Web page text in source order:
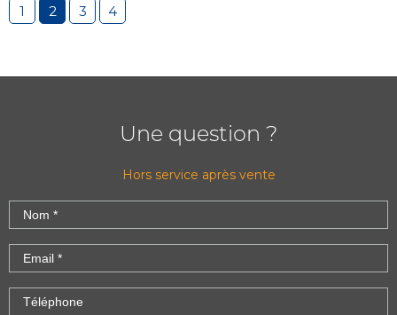
1 2 3 4
Une question ?
Hors service après vente